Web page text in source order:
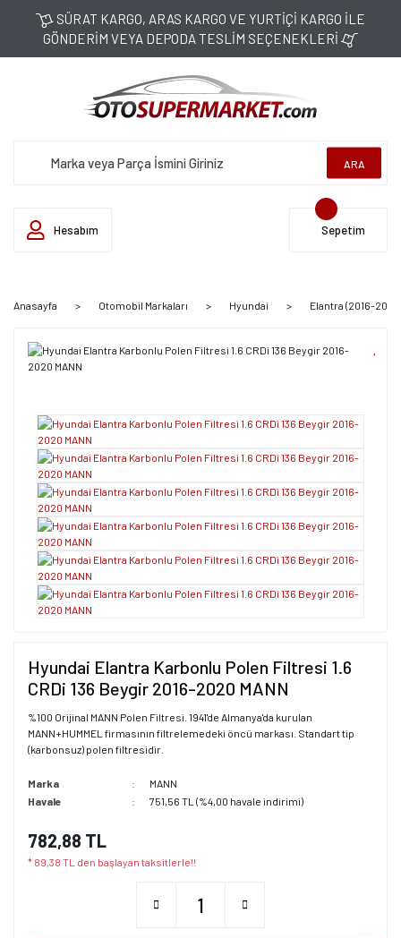
SÜRAT KARGO, ARAS KARGO VE YURTİÇİ KARGO İLE
GÖNDERİM VEYA DEPODA TESLİM SEÇENEKLERİ
ARA
Hesabım Sepetim
Anasayfa Otomobil Markaları Hyundai Elantra (2016-
Hyundai Elantra Karbonlu Polen Filtresi 1.6
CRDi 136 Beygir 2016-2020 MANN
%100 Orijinal MANN Polen Filtresi. 1941'de Almanya'da kurulan
MANN+HUMMEL firmasının filtrelemedeki öncü markası. Standart tip
(karbonsuz) polen filtresidir.
Marka
MANN
Havale
751,56 TL (%4,00 havale indirimi)
782,88 TL
* 89,38 TL den başlayan taksitlerle!!